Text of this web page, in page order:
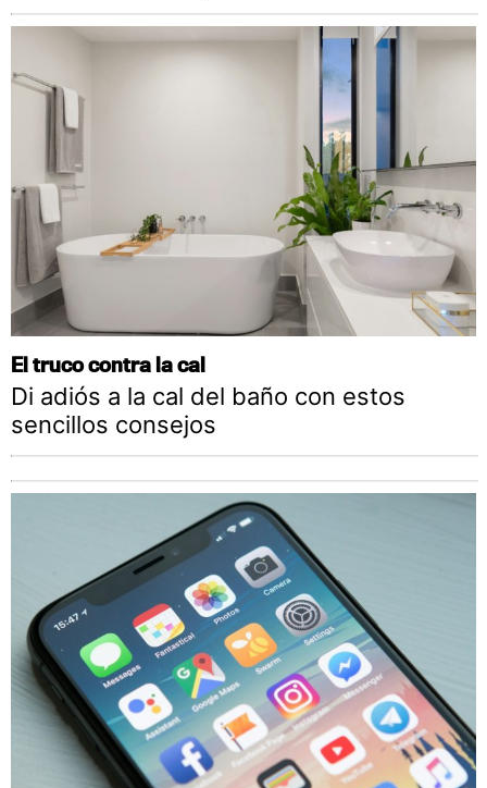
El truco contra la cal
Di adiós a la cal del baño con estos
sencillos consejos